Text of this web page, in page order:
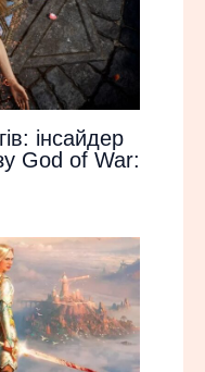
інсайдер
God of War: